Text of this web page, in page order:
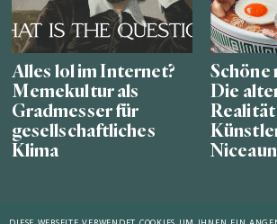
Alles lol im Internet?
Memekultur als
Gradmesser für
gesellschaftliches
Klima
Schöne
Die
Realität